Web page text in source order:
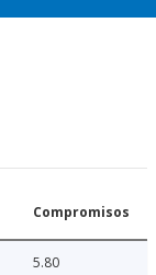
Compromisos
5.80